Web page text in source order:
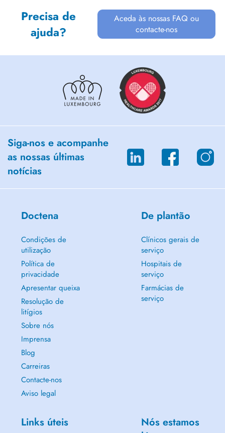
Precisa de
ajuda?
Aceda às nossas FAQ ou
contacte-nos
Siga-nos e acompanhe
as nossas últimas
notícias
Doctena
Condições de
utilização
Política de
privacidade
Apresentar queixa
Resolução de
litígios
Sobre nós
Imprensa
Blog
Carreiras
Contacte-nos
Aviso legal
De plantão
Clínicos gerais de
serviço
Hospitais de
serviço
Farmácias de
serviço
Links úteis
Nós estamos